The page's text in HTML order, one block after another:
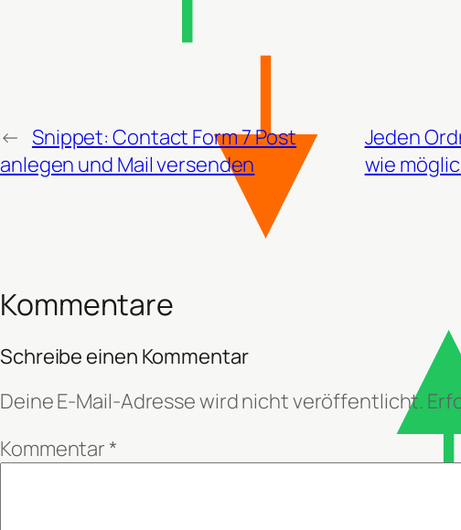
← Snippet: Contact Form 7 Post
anlegen und Mail versenden
Jeden
wie
Kommentare
Schreibe einen Kommentar
Deine E-Mail-Adresse wird nicht veröffentlicht.
Kommentar *